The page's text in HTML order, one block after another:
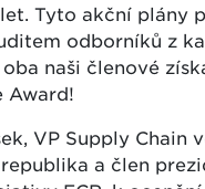
Tyto akční plány
odborníků z
oba naši členové
Award!
VP Supply Chain
a člen